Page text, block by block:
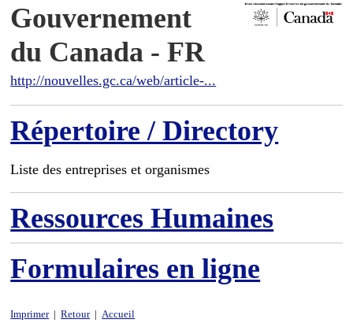
Gouvernement
du Canada - FR
http://nouvelles.gc.ca/web/article-...
Répertoire / Directory
Liste des entreprises et organismes
Ressources Humaines
Formulaires en ligne
Imprimer|Retour|Accueil